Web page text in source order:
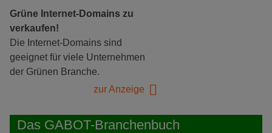
Grüne Internet-Domains zu
verkaufen!
Die Internet-Domains sind
geeignet für viele Unternehmen
der Grünen Branche.
zur Anzeige
Das GABOT-Branchenbuch